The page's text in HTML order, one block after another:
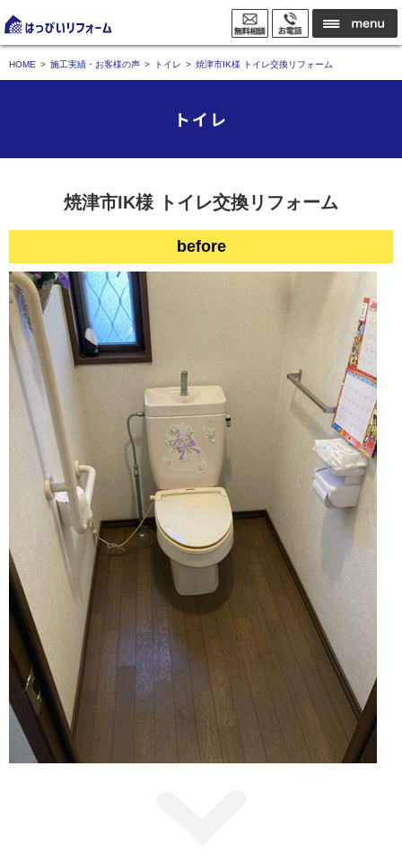
HOME 施工実績・お客様の声 トイレ 焼津市IK様 トイレ交換リフォーム
トイレ
焼津市IK様 トイレ交換リフォーム
before